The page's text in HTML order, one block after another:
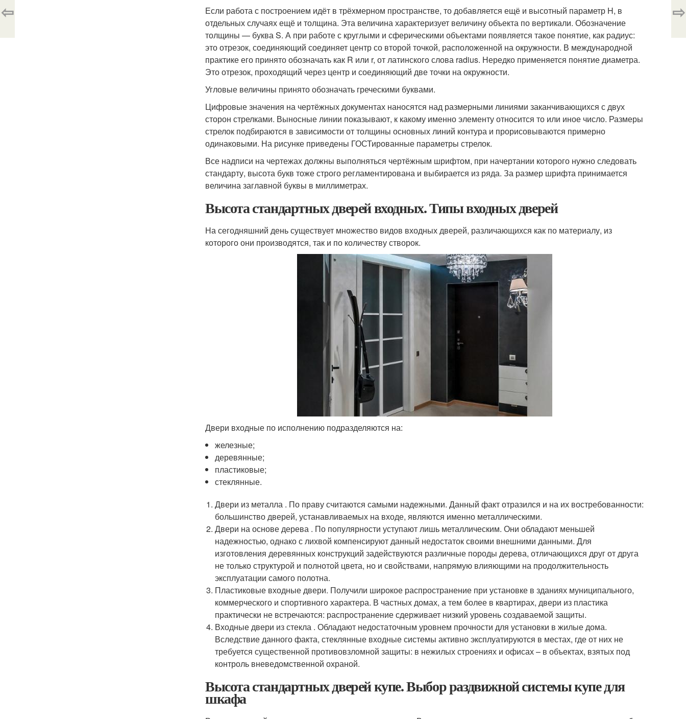
Если работа с построением идёт в трёхмерном пространстве, то добавляется ещё и высотный параметр H, в
отдельных случаях ещё и толщина. Эта величина характеризует величину объекта по вертикали. Обозначение
толщины — буква S. А при работе с круглыми и сферическими объектами появляется такое понятие, как радиус:
это отрезок, соединяющий соединяет центр со второй точкой, расположенной на окружности. В международной
практике его принято обозначать как R или r, от латинского слова radius. Нередко применяется понятие диаметра.
Это отрезок, проходящий через центр и соединяющий две точки на окружности.
Угловые величины принято обозначать греческими буквами.
Цифровые значения на чертёжных документах наносятся над размерными линиями заканчивающихся с двух
сторон стрелками. Выносные линии показывают, к какому именно элементу относится то или иное число. Размеры
стрелок подбираются в зависимости от толщины основных линий контура и прорисовываются примерно
одинаковыми. На рисунке приведены ГОСТированные параметры стрелок.
Все надписи на чертежах должны выполняться чертёжным шрифтом, при начертании которого нужно следовать
стандарту, высота букв тоже строго регламентирована и выбирается из ряда. За размер шрифта принимается
величина заглавной буквы в миллиметрах.
Высота стандартных дверей входных. Типы входных дверей
На сегодняшний день существует множество видов входных дверей, различающихся как по материалу, из
которого они производятся, так и по количеству створок.
Двери входные по исполнению подразделяются на:
железные;
деревянные;
пластиковые;
стеклянные.
Двери из металла . По праву считаются самыми надежными. Данный факт отразился и на их востребованности:
большинство дверей, устанавливаемых на входе, являются именно металлическими.
Двери на основе дерева . По популярности уступают лишь металлическим. Они обладают меньшей
надежностью, однако с лихвой компенсируют данный недостаток своими внешними данными. Для
изготовления деревянных конструкций задействуются различные породы дерева, отличающихся друг от друга
не только структурой и полнотой цвета, но и свойствами, напрямую влияющими на продолжительность
эксплуатации самого полотна.
Пластиковые входные двери. Получили широкое распространение при установке в зданиях муниципального,
коммерческого и спортивного характера. В частных домах, а тем более в квартирах, двери из пластика
практически не встречаются: распространение сдерживает низкий уровень создаваемой защиты.
Входные двери из стекла . Обладают недостаточным уровнем прочности для установки в жилые дома.
Вследствие данного факта, стеклянные входные системы активно эксплуатируются в местах, где от них не
требуется существенной противовзломной защиты: в нежилых строениях и офисах – в объектах, взятых под
контроль вневедомственной охраной.
Высота стандартных дверей купе. Выбор раздвижной системы купе для
шкафа
⇦ ⇨